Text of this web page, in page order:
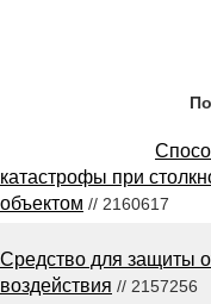
катастрофы при
объектом // 2160617
Средство для защиты
воздействия // 2157256